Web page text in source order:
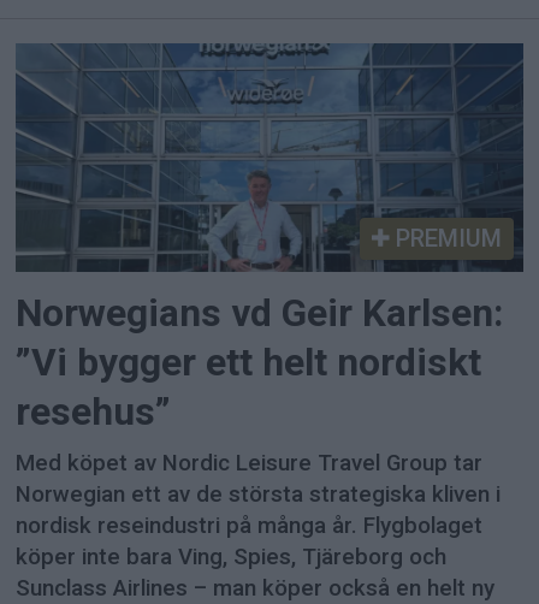
PREMIUM
Norwegians vd Geir Karlsen:
”Vi bygger ett helt nordiskt
resehus”
Med köpet av Nordic Leisure Travel Group tar
Norwegian ett av de största strategiska kliven i
nordisk reseindustri på många år. Flygbolaget
köper inte bara Ving, Spies, Tjäreborg och
Sunclass Airlines – man köper också en helt ny